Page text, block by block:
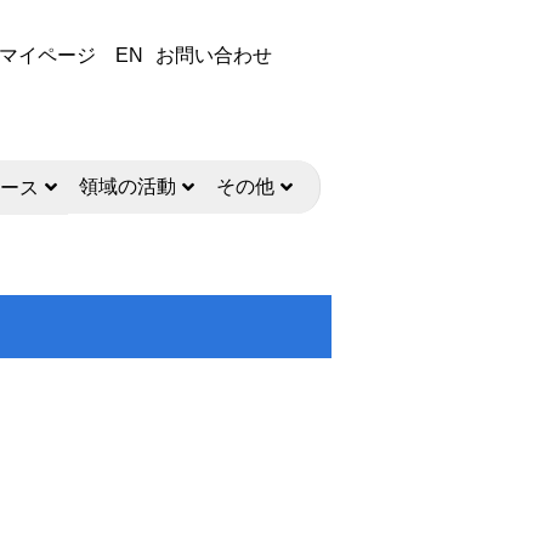
マイページ EN お問い合わせ
ス 領域の活動 その他